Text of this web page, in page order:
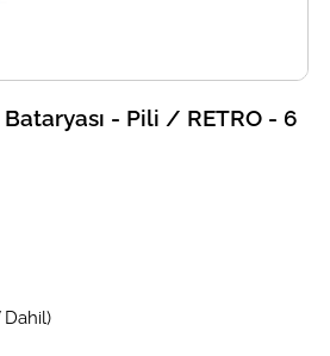
- Pili / RETRO - 6
Dahil)